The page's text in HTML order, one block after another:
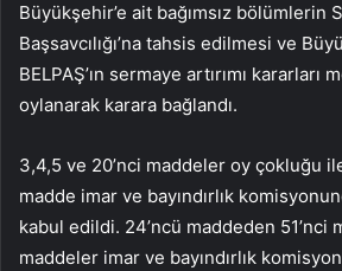
Büyükşehir’e ait bağımsız bölümlerin
Başsavcılığı’na tahsis edilmesi ve
BELPAŞ’ın sermaye artırımı kararları
oylanarak karara bağlandı.
3,4,5 ve 20’nci maddeler oy çokluğu
madde imar ve bayındırlık
kabul edildi. 24’ncü maddeden 51’nci
maddeler imar ve bayındırlık